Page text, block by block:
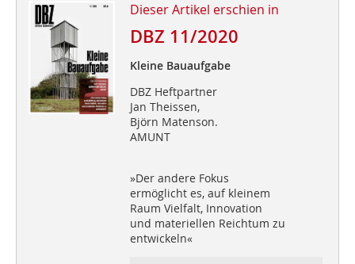
Dieser Artikel erschien in
DBZ 11/2020
Kleine Bauaufgabe
DBZ Heftpartner
Jan Theissen,
Björn Matenson.
AMUNT
»Der andere Fokus
ermöglicht es, auf kleinem
Raum Vielfalt, Innovation
und materiellen Reichtum zu
entwickeln«